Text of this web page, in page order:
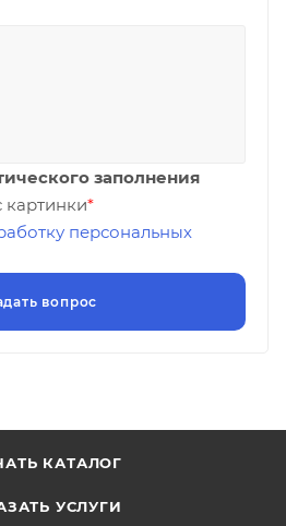
заполнения
картинки*
персональных
КАТАЛОГ
УСЛУГИ